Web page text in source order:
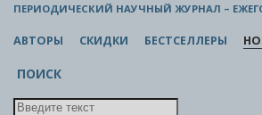
ПЕРИОДИЧЕСКИЙ НАУЧНЫЙ ЖУРНАЛ –
АВТОРЫ СКИДКИ БЕСТСЕЛЛЕРЫ
ПОИСК